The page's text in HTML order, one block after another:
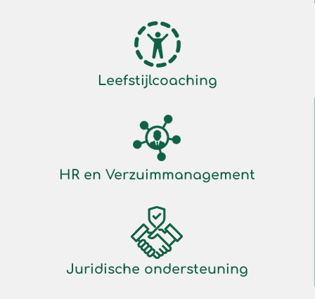
Leefstijlcoaching
HR en Verzuimmanagement
Juridische ondersteuning